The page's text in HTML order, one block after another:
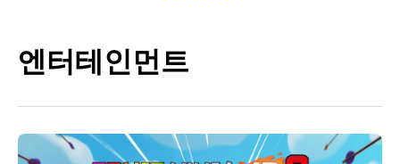
엔터테인먼트